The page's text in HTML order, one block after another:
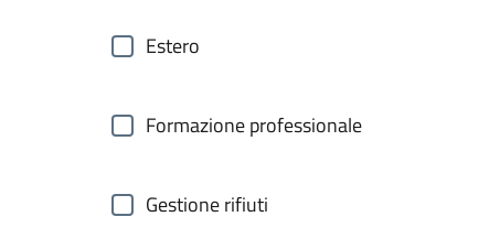
Estero
Formazione professionale
Gestione rifiuti